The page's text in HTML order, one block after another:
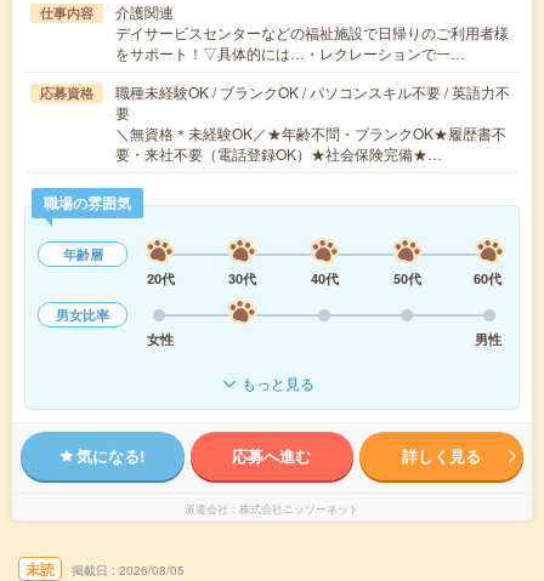
仕事内容
介護関連
デイサービスセンターなどの福祉施設で日帰りのご利用者様
をサポート！▽具体的には…・レクレーションで一…
応募資格
職種未経験OK / ブランクOK / パソコンスキル不要 / 英語力不
要
＼無資格＊未経験OK／★年齢不問・ブランクOK★履歴書不
要・来社不要（電話登録OK）★社会保険完備★…
職場の雰囲気
年齢層
20代
30代 40代 50代
60代
男女比率
女性
男性
もっと見る
気になる! 応募へ進む 詳しく見る
派遣会社 株式会社ニッソーネット
未読 掲載日 2026/08/05